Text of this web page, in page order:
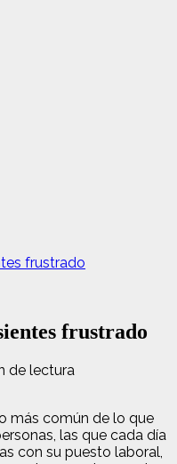
frustrado
frustrado
de lectura
más común de lo que
las que cada día
con su puesto laboral,